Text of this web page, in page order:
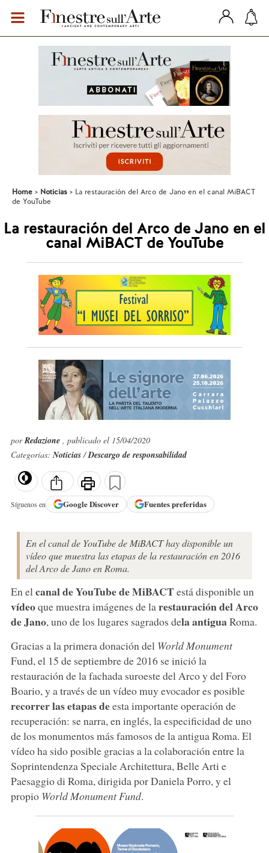
Home Noticias
La restauración del Arco de Jano en el canal MiBACT
de YouTube
La restauración del Arco de Jano en el
canal MiBACT de YouTube
porRedazione , publicado el 15/04/2020
Categorías:Noticias/Descargo de responsabilidad
Síguenos en GoogleDiscover Fuentes preferidas
En el canal de YouTube de MiBACT hay disponible un
vídeo que muestra las etapas de la restauración en 2016
del Arco de Jano en Roma.
En el canal de YouTube de MiBACTestá disponible un
vídeoque muestra imágenes de la restauración del Arco
de Jano, uno de los lugares sagrados dela antiguaRoma.
Gracias a la primera donación del World Monument
Fund, el 15 de septiembre de 2016 se inició la
restauración de la fachada suroeste del Arco y del Foro
Boario, y a través de un vídeo muy evocador es posible
recorrer las etapas deesta importante operación de
recuperación: se narra, en inglés, la especificidad de uno
de los monumentos más famosos de la antigua Roma. El
vídeo ha sido posible gracias a la colaboración entre la
Soprintendenza Speciale Architettura, Belle Arti e
Paesaggio di Roma, dirigida por Daniela Porro, y el
propioWorld Monument Fund.